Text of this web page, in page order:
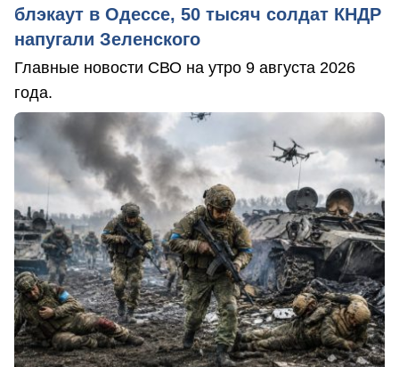
блэкаут в Одессе, 50 тысяч солдат КНДР
напугали Зеленского
Главные новости СВО на утро 9 августа 2026
года.